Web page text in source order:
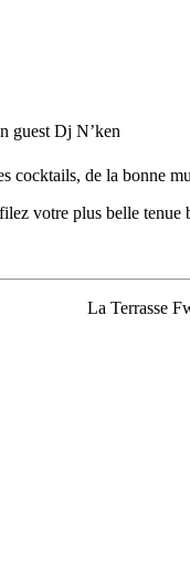
guest Dj N’ken
cocktails, de la bonne
votre plus belle
La Terrasse